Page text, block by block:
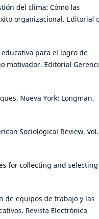
del clima: Cómo las
organizacional. Editorial
para el logro de
motivador. Editorial
Nueva York: Longman.
Sociological Review, vol.
for collecting and selecting
de equipos de trabajo y las
Revista Electrónica